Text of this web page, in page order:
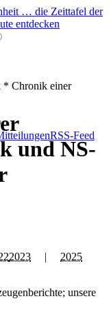
… die Zeittafel der
entdecken
* Chronik einer
RSS-Feed
2023 | 2025
unsere
und NS-